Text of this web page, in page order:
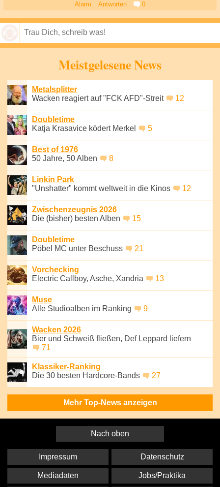
Alarm Antworten 0
Meistgelesene News
Metalsplitter
Wacken reagiert auf "FCK AFD"-Streit
12
Doubletime
Katja Krasavice ködert Merkel
5
Best of 1976
50 Jahre, 50 Alben
8
Linkin Park
"Unshatter" kommt weltweit in die Kinos
12
Zwischenzeugnis 2026
Die (bisher) besten Alben
15
Doubletime
Pöbel MC unter Beschuss
21
Vorchecking
Electric Callboy, Asche, Xandria
13
Muse
Alle Studioalben im Ranking
9
Wacken 2026
Bier und Schweiß fließen, Def Leppard liefern
71
Klassiker-Ranking
Die 30 besten Hardcore-Bands
27
Mehr Top-News anzeigen
Nach oben
Impressum Datenschutz
Mediadaten Jobs/Praktika